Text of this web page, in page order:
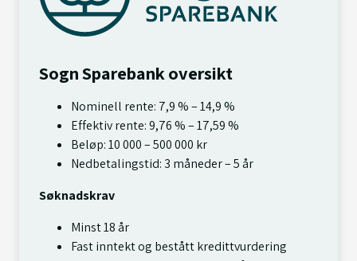
Sogn Sparebank oversikt
Nominell rente: 7,9 % – 14,9 %
Effektiv rente: 9,76 % – 17,59 %
Beløp: 10 000 – 500 000 kr
Nedbetalingstid: 3 måneder – 5 år
Søknadskrav
Minst 18 år
Fast inntekt og bestått kredittvurdering